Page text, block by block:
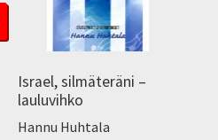
Israel, silmäteräni –
lauluvihko
Hannu Huhtala